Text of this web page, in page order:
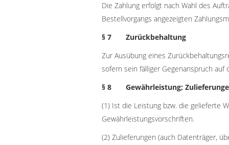
Die Zahlung erfolgt nach Wahl des
Bestellvorgangs angezeigten
§ 7 Zurückbehaltung
Zur Ausübung eines
sofern sein fälliger Gegenanspruch
§ 8 Gewährleistung;
(1) Ist die Leistung bzw. die gelieferte
Gewährleistungsvorschriften.
(2) Zulieferungen (auch Datenträger,